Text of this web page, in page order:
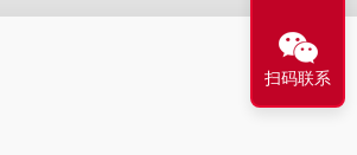
扫码联系